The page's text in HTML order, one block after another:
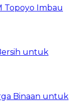
Topoyo Imbau
untuk
Binaan untuk